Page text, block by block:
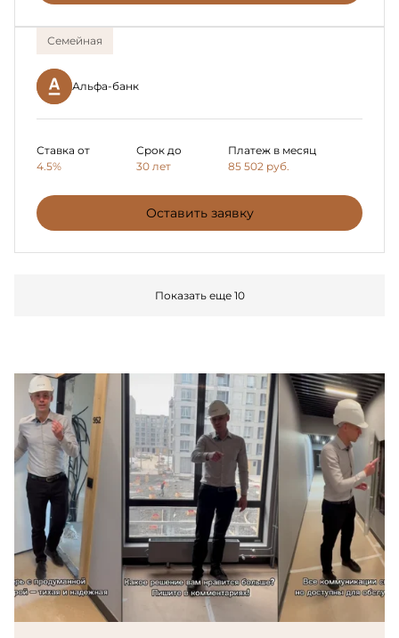
Семейная
Альфа-банк
Ставка от
4.5%
Срок до
30 лет
Платеж в месяц
85 502 руб.
Оставить заявку
Показать еще 10